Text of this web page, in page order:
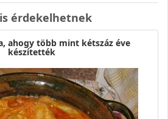
érdekelhetnek
ahogy több mint kétszáz éve
készítették